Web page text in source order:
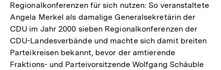
Regionalkonferenzen für sich nutzen: So veranstaltete
Angela Merkel als damalige Generalsekretärin der
CDU im Jahr 2000 sieben Regionalkonferenzen der
CDU-Landesverbände und machte sich damit breiten
Parteikreisen bekannt, bevor der amtierende
Fraktions- und Parteivorsitzende Wolfgang Schäuble